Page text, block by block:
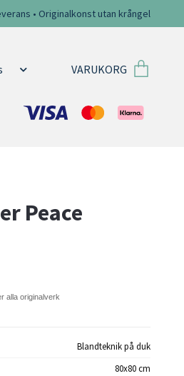
• Originalkonst utan krångel
VARUKORG
Peace
alla originalverk
Blandteknik på duk
80x80 cm